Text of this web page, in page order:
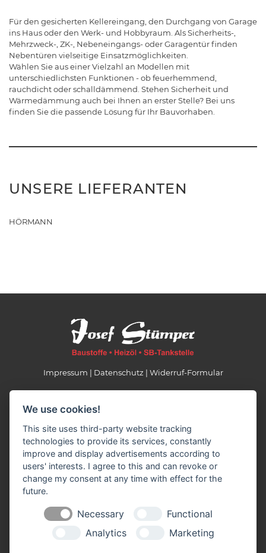
Für den gesicherten Kellereingang, den Durchgang von Garage
ins Haus oder den Werk- und Hobbyraum. Als Sicherheits-,
Mehrzweck-, ZK-, Nebeneingangs- oder Garagentür finden
Nebentüren vielseitige Einsatzmöglichkeiten.
Wählen Sie aus einer Vielzahl an Modellen mit
unterschiedlichsten Funktionen - ob feuerhemmend,
rauchdicht oder schalldämmend. Stehen Sicherheit und
Wärmedämmung auch bei Ihnen an erster Stelle? Bei uns
finden Sie die passende Lösung für Ihr Bauvorhaben.
UNSERE LIEFERANTEN
HÖRMANN
Impressum Datenschutz Widerruf-Formular
Cookie-Einstellungen ändern
Josef Stümper GmbH
Baustoffe-Bauelemente-Heizöl
Zeithstraße 318
53819 Neunkirchen-Seelscheid
Tel.: 02247/9766-0
info(at)stuemper-baustoffe.de
Öffnungszeiten
We use cookies!
This site uses third-party website tracking
technologies to provide its services, constantly
improve and display advertisements according to
users' interests. I agree to this and can revoke or
change my consent at any time with effect for the
future.
Necessary
Functional
Analytics
Marketing